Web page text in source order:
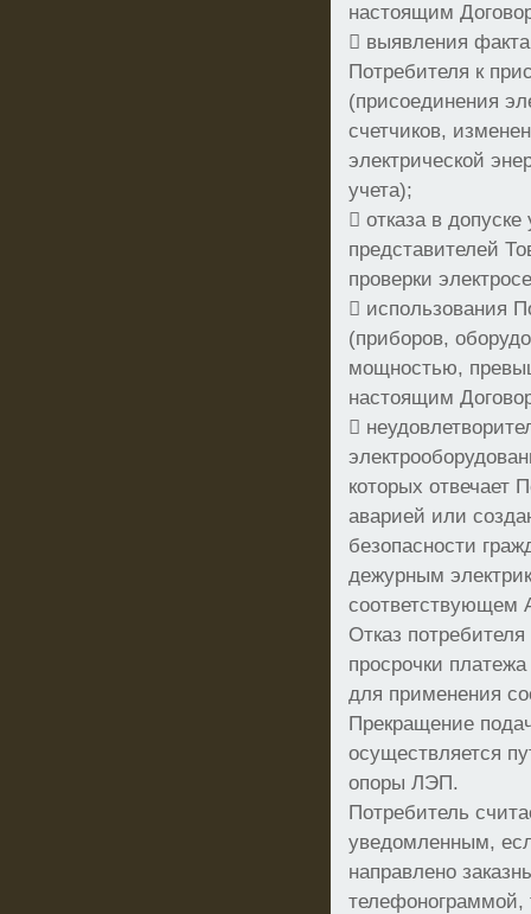
настоящим
 выявления
Потребителя к
(присоединения
счетчиков,
электрической
учета);
 отказа в
представителей
проверки
 использования
(приборов,
мощностью,
настоящим

которых отвечает
аварией или
безопасности
дежурным
соответствующем
Отказ
просрочки
для применения
Прекращение
осуществляется
опоры ЛЭП.
Потребитель
уведомленным,
направлено